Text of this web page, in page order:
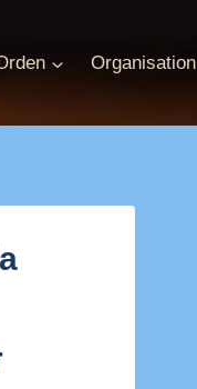
Organisation